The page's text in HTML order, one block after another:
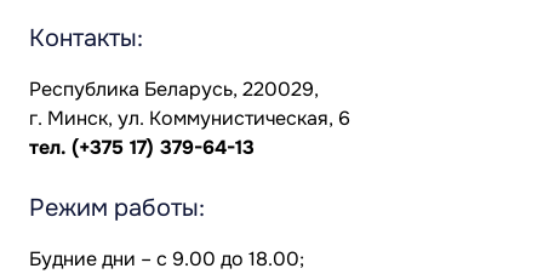
Контакты:
Республика Беларусь, 220029,
г. Минск, ул. Коммунистическая, 6
тел. (+375 17) 379-64-13
Режим работы:
Будние дни – с 9.00 до 18.00;